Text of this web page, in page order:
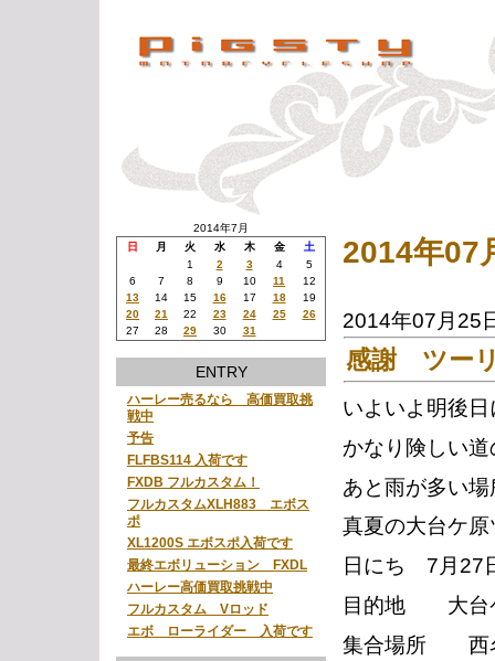
2014年7月
日
月 火 水 木 金
土
1
2 3 4
5
6
7 8 9 10 11
12
13
14 15 16 17 18
19
20
21 22 23 24 25
26
27
28 29 30 31
ENTRY
ハーレー売るなら 高価買取挑
戦中
予告
FLFBS114 入荷です
FXDB フルカスタム！
フルカスタムXLH883 エボス
ポ
XL1200S エボスポ入荷です
最終エボリューション FXDL
ハーレー高価買取挑戦中
フルカスタム Vロッド
エボ ローライダー 入荷です
2014年07
2014年07月25
感謝 ツー
いよいよ明後
かなり険しい
あと雨が多い
真夏の大台ケ
日にち 7月27
目的地 大台
集合場所 西